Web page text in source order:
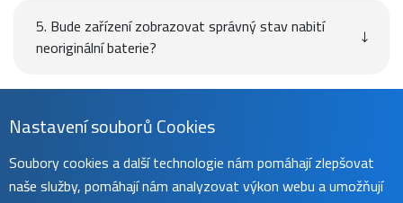
5. Bude zařízení zobrazovat správný stav nabití
neoriginální baterie?
Návod
Uživatelský manuál naleznete natéto stránce.
Nastavení souborů Cookies
Soubory cookies a další technologie nám pomáhají zlepšovat
naše služby, pomáhají nám analyzovat výkon webu a umožňují